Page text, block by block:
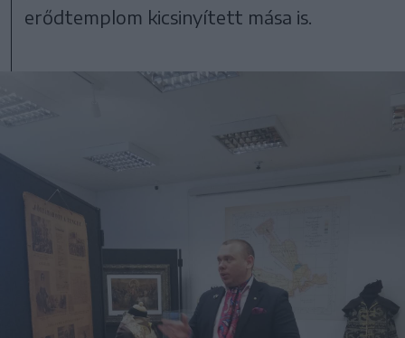
erődtemplom kicsinyített mása is.